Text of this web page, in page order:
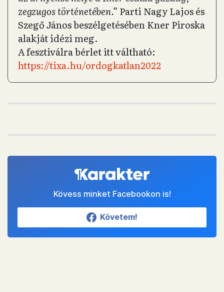
zegzugos történetében.” Parti Nagy Lajos és
Szegő János beszélgetésében Kner Piroska
alakját idézi meg.
A fesztiválra bérlet itt váltható:
https://tixa.hu/ordogkatlan2022
Kövess minket Facebookon is!
Követem!